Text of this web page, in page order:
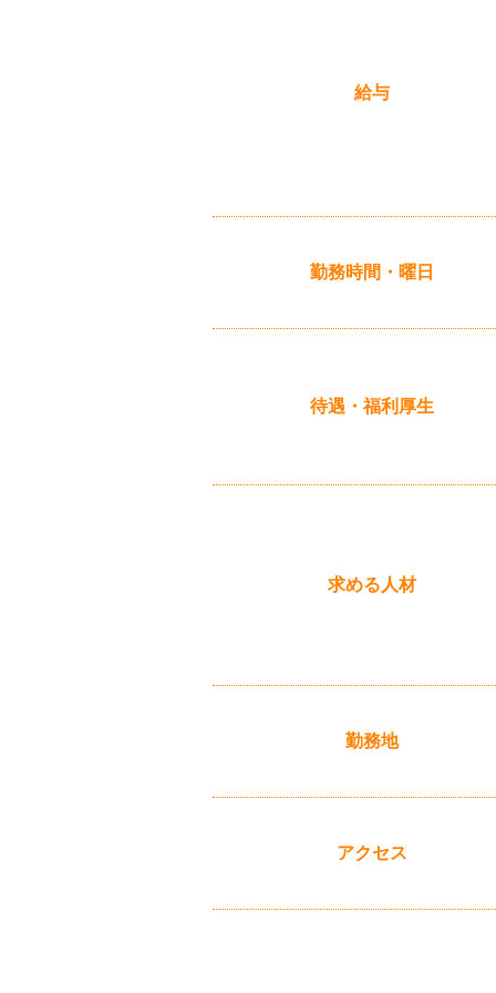
給与
勤務時間・曜日
待遇・福利厚生
求める人材
勤務地
アクセス